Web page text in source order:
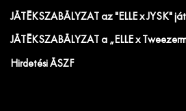
JÁTÉKSZABÁLYZAT az "ELLE x JYSK"
JÁTÉKSZABÁLYZAT a „ELLE x
Hirdetési ÁSZF